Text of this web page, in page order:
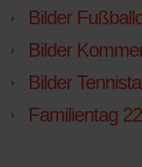
Bilder
Bilder
Bilder
Familientag 22